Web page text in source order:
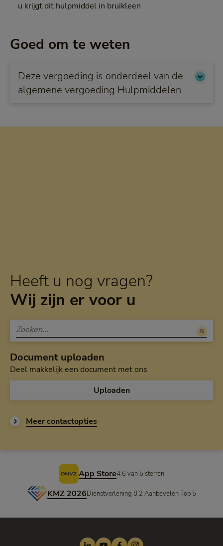
u krijgt dit hulpmiddel in bruikleen
Goed om te weten
Deze vergoeding is onderdeel van de
algemene vergoeding Hulpmiddelen
Heeft u nog vragen?
Wij zijn er voor u
Document uploaden
Deel makkelijk een document met ons
Uploaden
Meer contactopties
App Store4,6 van 5 sterren
KMZ 2026Dienstverlening 8,2 Aanbevelen Top 5